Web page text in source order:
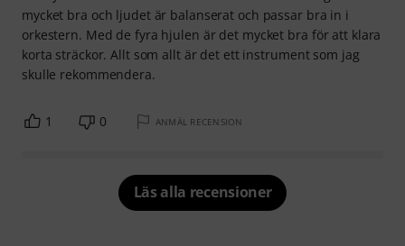
mycket bra och ljudet är balanserat och passar bra in i
orkestern. Med de fyra hjulen är det mycket bra för att klara
korta sträckor. Allt som allt är det ett instrument som jag
skulle rekommendera.
1 0 ANMÄL RECENSION
Läs alla recensioner